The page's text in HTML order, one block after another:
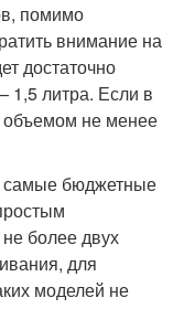
помимо
внимание на
достаточно
1,5 литра. Если в
объемом не менее
самые бюджетные
более двух
для
моделей не